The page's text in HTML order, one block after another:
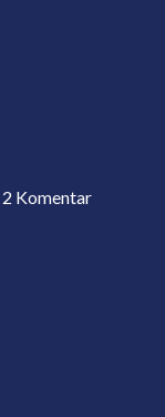
2 Komentar